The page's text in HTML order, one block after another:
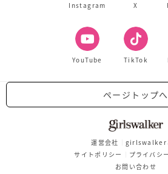
Instagram X
YouTube TikTok
ページトップへ
運営会社
girlswalker
サイトポリシー
プライバシ
お問い合わせ